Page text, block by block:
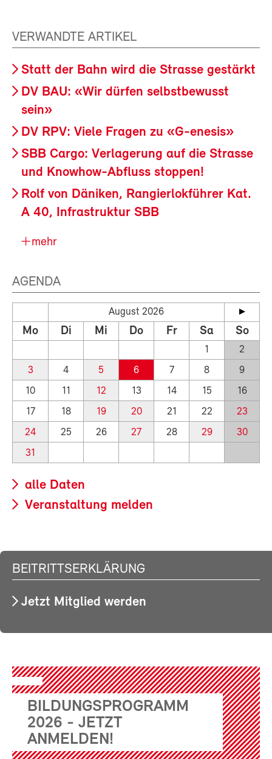
VERWANDTE ARTIKEL
Statt der Bahn wird die Strasse gestärkt
DV BAU: «Wir dürfen selbstbewusst
sein»
DV RPV: Viele Fragen zu «G-enesis»
SBB Cargo: Verlagerung auf die Strasse
und Knowhow-Abfluss stoppen!
Rolf von Däniken, Rangierlokführer Kat.
A 40, Infrastruktur SBB
mehr
AGENDA
August 2026
Mo Di Mi Do Fr Sa So
1
2
3
4 5 6 7 8
9
10
11 12 13 14 15
16
17
18 19 20 21 22
23
24
25 26 27 28 29
30
31
alle Daten
Veranstaltung melden
BEITRITTSERKLÄRUNG
Jetzt Mitglied werden
BILDUNGSPROGRAMM
2026 - JETZT
ANMELDEN!